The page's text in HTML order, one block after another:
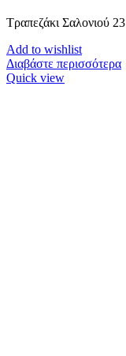
Τραπεζάκι Σαλονιού 23
Add to wishlist
Διαβάστε περισσότερα
Quick view